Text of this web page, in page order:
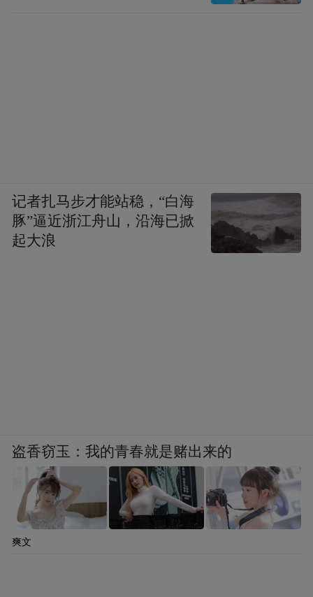
记者扎马步才能站稳，“白海
豚”逼近浙江舟山，沿海已掀
起大浪
盗香窃玉：我的青春就是赌出来的
爽文